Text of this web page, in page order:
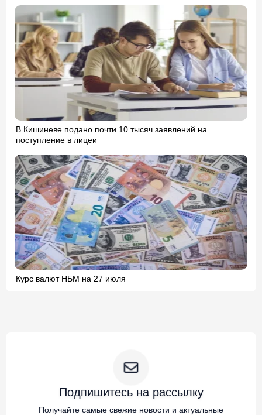
В Кишиневе подано почти 10 тысяч заявлений на
поступление в лицеи
Курс валют НБМ на 27 июля
Подпишитесь на рассылку
Получайте самые свежие новости и актуальные